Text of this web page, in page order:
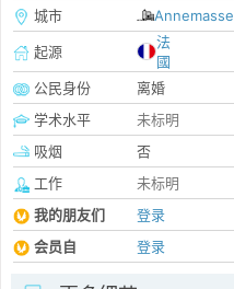
城市
Annemasse
起源
法
國
公民身份
离婚
学术水平
未标明
吸烟
否
工作
未标明
我的朋友们
登录
会员自
登录